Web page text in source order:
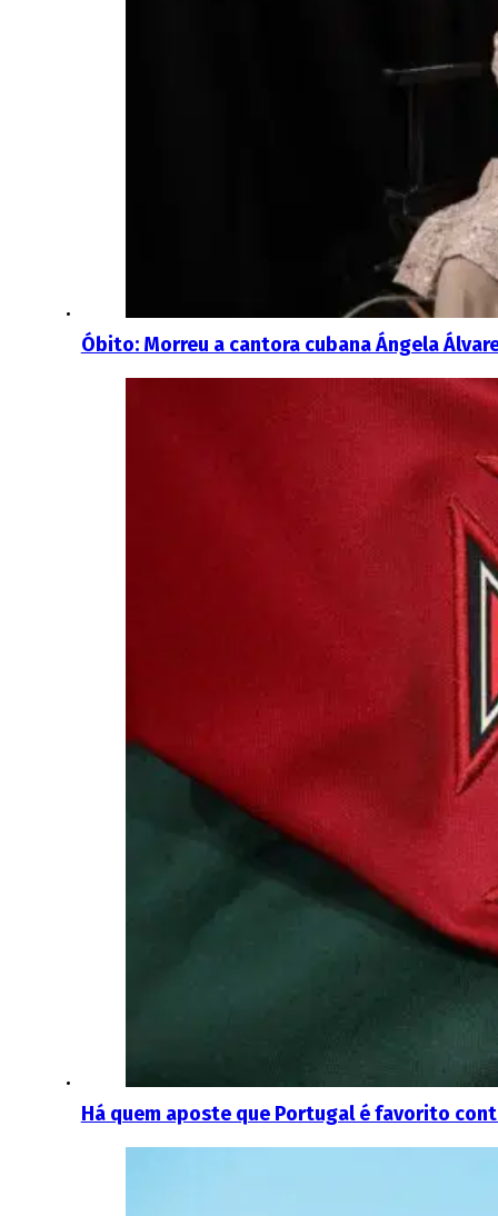
Óbito: Morreu a cantora cubana Ángela
Há quem aposte que Portugal é favorito